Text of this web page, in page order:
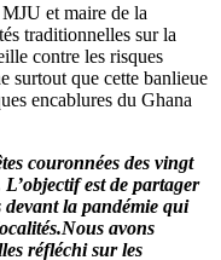
et maire de la
traditionnelles sur la
contre les risques
surtout que cette banlieue
encablures du Ghana
couronnées des vingt
est de partager
devant la pandémie qui
avons
réfléchi sur les